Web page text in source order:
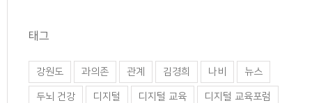
태그
강원도 과의존 관계 김경희 나비 뉴스
두뇌 건강 디지털 디지털 교육 디지털 교육포럼